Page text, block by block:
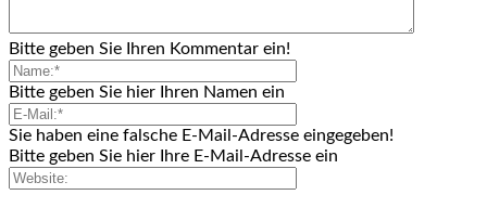
Bitte geben Sie Ihren Kommentar ein!
Bitte geben Sie hier Ihren Namen ein
Sie haben eine falsche E-Mail-Adresse eingegeben!
Bitte geben Sie hier Ihre E-Mail-Adresse ein